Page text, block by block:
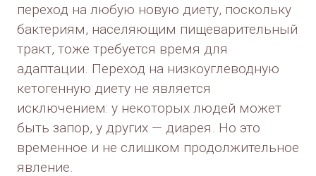
переход на любую новую диету, поскольку
бактериям, населяющим пищеварительный
тракт, тоже требуется время для
адаптации. Переход на низкоуглеводную
кетогенную диету не является
исключением: у некоторых людей может
быть запор, у других — диарея. Но это
временное и не слишком продолжительное
явление.